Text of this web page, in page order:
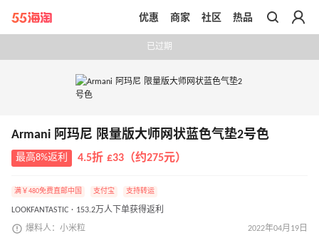
带你去官网买正品
优惠 商家 社区 热品
已过期
Armani 阿玛尼 限量版大师网状蓝色气垫2号色
最高8%返利 4.5折 £33（约275元）
满￥480免费直邮中国 支付宝 支持转运
LOOKFANTASTIC · 153.2万人下单获得返利
爆料人：小米粒 2022年04月19日